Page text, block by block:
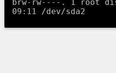
brw-rw----. 1 root